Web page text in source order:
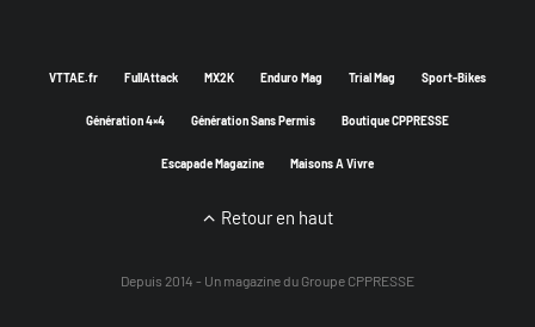
VTTAE.fr FullAttack MX2K Enduro Mag Trial Mag Sport-Bikes
Génération 4×4 Génération Sans Permis Boutique CPPRESSE
Escapade Magazine Maisons A Vivre
Retour en haut
Depuis 2014 - Un magazine du Groupe CPPRESSE